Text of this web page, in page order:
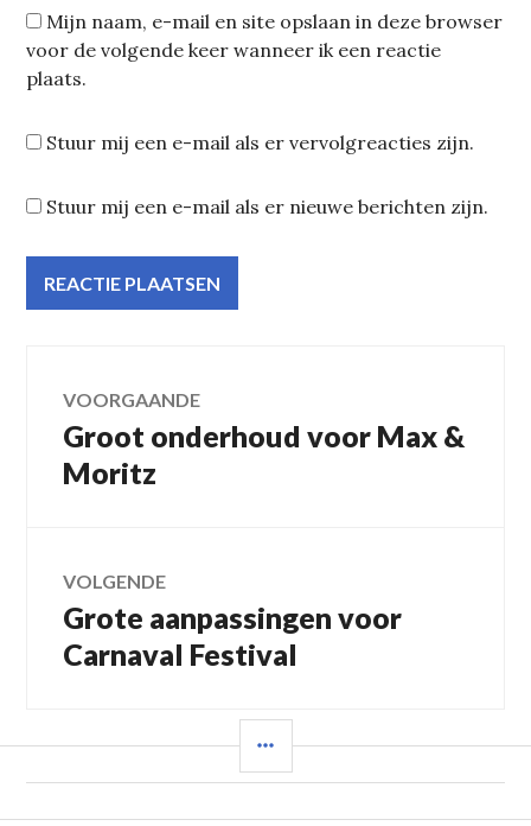
Mijn naam, e-mail en site opslaan in deze browser
voor de volgende keer wanneer ik een reactie
plaats.
Stuur mij een e-mail als er vervolgreacties zijn.
Stuur mij een e-mail als er nieuwe berichten zijn.
Bericht
navigatie
VOORGAANDE
Vorig
bericht:
Groot onderhoud voor Max &
Moritz
VOLGENDE
Volgend
bericht:
Grote aanpassingen voor
Carnaval Festival